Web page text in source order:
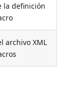
la definición
archivo XML